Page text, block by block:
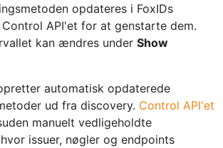
opdateres i FoxIDs
API'et for at genstarte dem.
kan ændres under Show
automatisk opdaterede
ud fra discovery. Control API'et
manuelt vedligeholdte
issuer, nøgler og endpoints